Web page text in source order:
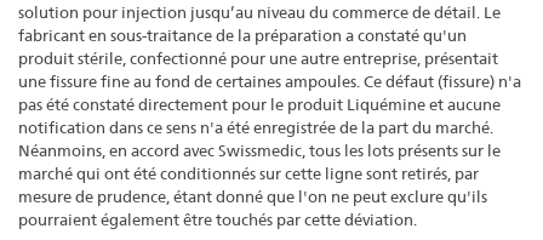
solution pour injection jusqu’au niveau du commerce de détail. Le
fabricant en sous-traitance de la préparation a constaté qu'un
produit stérile, confectionné pour une autre entreprise, présentait
une fissure fine au fond de certaines ampoules. Ce défaut (fissure) n'a
pas été constaté directement pour le produit Liquémine et aucune
notification dans ce sens n'a été enregistrée de la part du marché.
Néanmoins, en accord avec Swissmedic, tous les lots présents sur le
marché qui ont été conditionnés sur cette ligne sont retirés, par
mesure de prudence, étant donné que l'on ne peut exclure qu'ils
pourraient également être touchés par cette déviation.